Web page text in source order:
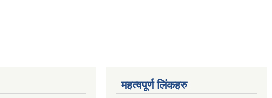
महत्वपूर्ण लिंकहरु